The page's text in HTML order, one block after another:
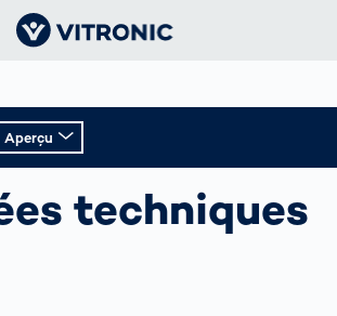
AUTOMATISÉE DES CORDONS DE
techniques
Aperçu